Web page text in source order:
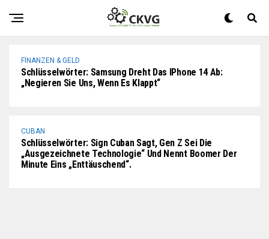
Ehrfurcht“: Insider Des Kryptohandels Reagieren Auf Die
Absicht Von Binance, FTX Zu Begünstigen
FINANZEN & GELD
Schlüsselwörter: Samsung Dreht Das IPhone 14 Ab:
„Negieren Sie Uns, Wenn Es Klappt“
CUBAN
Schlüsselwörter: Sign Cuban Sagt, Gen Z Sei Die
„ausgezeichnete Technologie“ Und Nennt Boomer Der
Minute Eins „enttäuschend“.